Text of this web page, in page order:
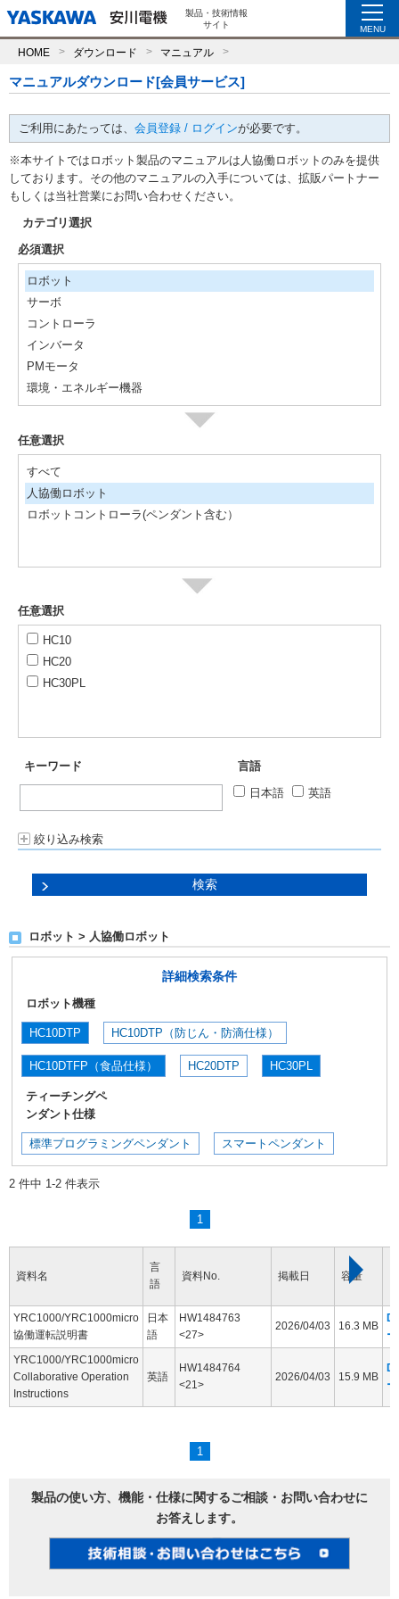
製品・技術情報
サイト
MENU
HOME ダウンロード マニュアル
マニュアルダウンロード[会員サービス]
ご利用にあたっては、 会員登録 / ログインが必要です。
※本サイトではロボット製品のマニュアルは人協働ロボットのみを提供
しております。その他のマニュアルの入手については、拡販パートナー
もしくは当社営業にお問い合わせください。
カテゴリ選択
必須選択
ロボット
サーボ
コントローラ
インバータ
PMモータ
環境・エネルギー機器
任意選択
すべて
人協働ロボット
ロボットコントローラ(ペンダント含む）
任意選択
HC10
HC20
HC30PL
キーワード
言語
日本語
英語
絞り込み検索
ロボット > 人協働ロボット
詳細検索条件
ロボット機種
HC10DTP HC10DTP（防じん・防滴仕様）
HC10DTFP（食品仕様） HC20DTP HC30PL
ティーチングペ
ンダント仕様
標準プログラミングペンダント スマートペンダント
2 件中 1-2 件表示
1
資料名
言
語
資料No. 掲載日 容量
YRC1000/YRC1000micro
協働運転説明書
日本
語
HW1484763
<27>
2026/04/03 16.3 MB
YRC1000/YRC1000micro
Collaborative Operation
Instructions
英語
HW1484764
<21>
2026/04/03 15.9 MB
1
製品の使い方、機能・仕様に関するご相談・お問い合わせに
お答えします。